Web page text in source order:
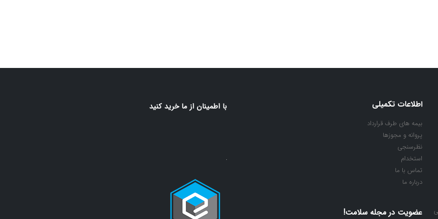
اطلاعات تکمیلی
بیمه های طرف قرارداد
پروانه و مجوزها
نظرسنجی
استخدام
تماس با ما
درباره ما
عضویت در مجله سلامت!
با اطمينان از ما خريد كنيد